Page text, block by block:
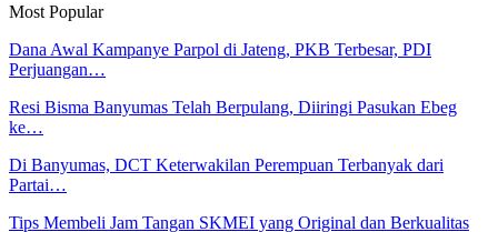
Most Popular
Dana Awal Kampanye Parpol di Jateng, PKB Terbesar, PDI
Perjuangan…
Resi Bisma Banyumas Telah Berpulang, Diiringi Pasukan Ebeg
ke…
Di Banyumas, DCT Keterwakilan Perempuan Terbanyak dari
Partai…
Tips Membeli Jam Tangan SKMEI yang Original dan Berkualitas